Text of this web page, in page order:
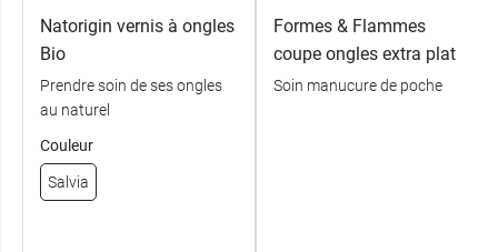
Natorigin vernis à ongles
Bio
Prendre soin de ses ongles
au naturel
Couleur
Salvia
Formes & Flammes
coupe ongles extra plat
Soin manucure de poche